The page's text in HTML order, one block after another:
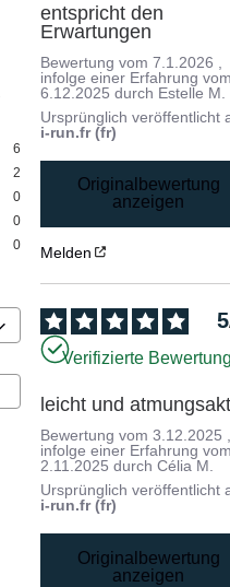
6
2
0
0
0
entspricht den
Erwartungen
Bewertung vom7.1.2026
infolge einer Erfahrung
6.12.2025 durch Estelle M.
Ursprünglich veröffentlicht
i-run.fr (fr)
Originalbewertung
anzeigen
Melden
5
Verifizierte
leicht und
Bewertung vom3.12.2025
infolge einer Erfahrung
2.11.2025 durchCélia M.
Ursprünglich veröffentlicht
i-run.fr (fr)
Originalbewertung
anzeigen